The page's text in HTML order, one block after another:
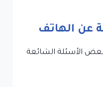
عن الهاتف
الأسئلة الشائعة